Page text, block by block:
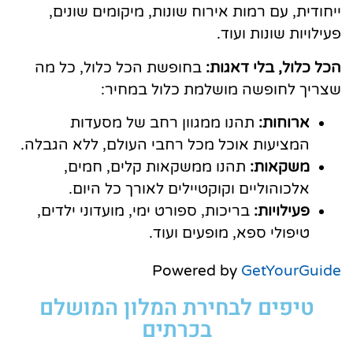
ייחודית, עם רמות אירוח שונות, מיקומים שונים,
פעילויות שונות ועוד.
הכל כלול, בלי דאגות: בחופשת הכל כלול, כל מה
שצריך לחופשה מושלמת כלול במחיר:
ארוחות: תהנו ממגוון רחב של מסעדות
המציעות אוכל מכל רחבי העולם, ללא הגבלה.
משקאות: תהנו ממשקאות קלים, חמים,
אלכוהוליים וקוקטיילים לאורך כל היום.
פעילויות: בריכות, ספורט ימי, מועדוני ילדים,
טיפולי ספא, מופעים ועוד.
Powered by GetYourGuide
טיפים לבחירת המלון המושלם
בכרתים